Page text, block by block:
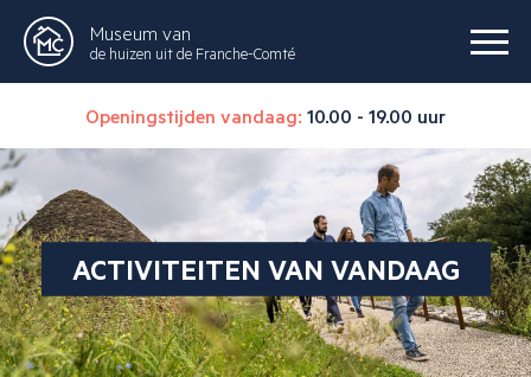
Museum van
de huizen uit de Franche-Comté
Openingstijden vandaag: 10.00 - 19.00 uur
ACTIVITEITEN VAN VANDAAG